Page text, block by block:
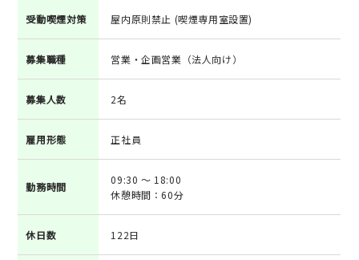
受動喫煙対策 屋内原則禁止 (喫煙専用室設置)
募集職種 営業・企画営業（法人向け）
募集人数 2名
雇用形態 正社員
勤務時間
09:30 ～ 18:00
休憩時間：60分
休日数 122日